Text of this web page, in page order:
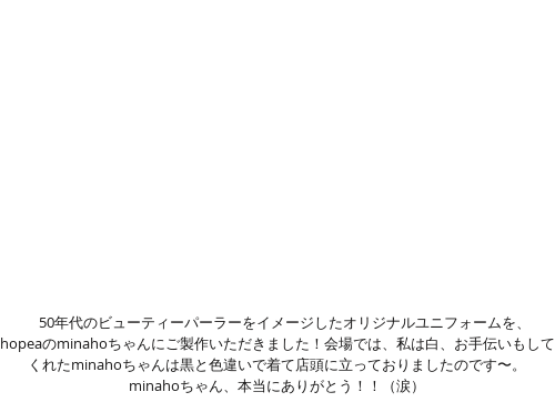
50年代のビューティーパーラーをイメージしたオリジナルユニフォームを、
hopeaのminahoちゃんにご製作いただきました！会場では、私は白、お手伝いもして
くれたminahoちゃんは黒と色違いで着て店頭に立っておりましたのです〜。
minahoちゃん、本当にありがとう！！（涙）